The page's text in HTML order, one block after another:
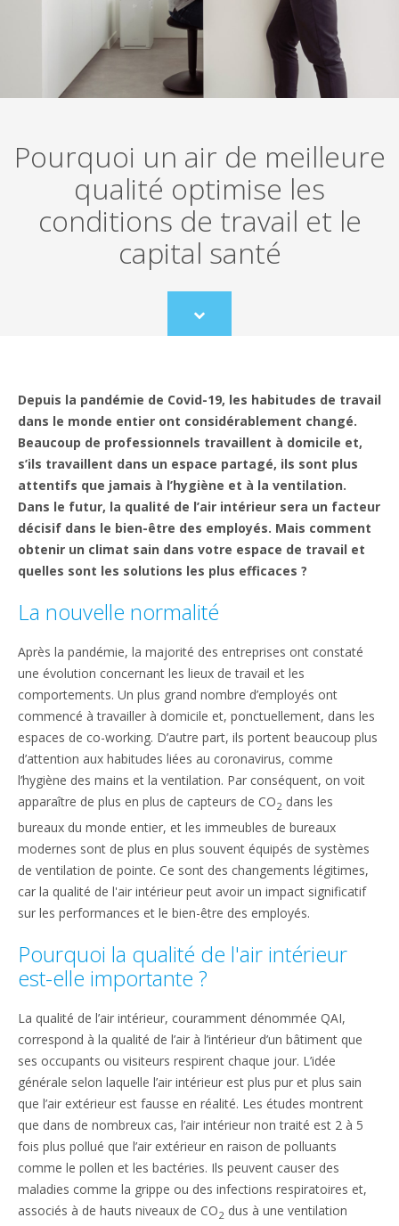
Pourquoi un air de meilleure
qualité optimise les
conditions de travail et le
capital santé
Scroll
to
Depuis la pandémie de Covid-19, les habitudes de travail
dans le monde entier ont considérablement changé.
Beaucoup de professionnels travaillent à domicile et,
s’ils travaillent dans un espace partagé, ils sont plus
attentifs que jamais à l’hygiène et à la ventilation.
Dans le futur, la qualité de l’air intérieur sera un facteur
décisif dans le bien-être des employés. Mais comment
obtenir un climat sain dans votre espace de travail et
quelles sont les solutions les plus efficaces ?
La nouvelle normalité
Après la pandémie, la majorité des entreprises ont constaté
une évolution concernant les lieux de travail et les
comportements. Un plus grand nombre d’employés ont
commencé à travailler à domicile et, ponctuellement, dans les
espaces de co-working. D’autre part, ils portent beaucoup plus
d’attention aux habitudes liées au coronavirus, comme
l’hygiène des mains et la ventilation. Par conséquent, on voit
apparaître de plus en plus de capteurs de CO2 dans les
bureaux du monde entier, et les immeubles de bureaux
modernes sont de plus en plus souvent équipés de systèmes
de ventilation de pointe. Ce sont des changements légitimes,
car la qualité de l'air intérieur peut avoir un impact significatif
sur les performances et le bien-être des employés.
Pourquoi la qualité de l'air intérieur
est-elle importante ?
La qualité de l’air intérieur, couramment dénommée QAI,
correspond à la qualité de l’air à l’intérieur d’un bâtiment que
ses occupants ou visiteurs respirent chaque jour. L’idée
générale selon laquelle l’air intérieur est plus pur et plus sain
que l’air extérieur est fausse en réalité. Les études montrent
que dans de nombreux cas, l’air intérieur non traité est 2 à 5
fois plus pollué que l’air extérieur en raison de polluants
comme le pollen et les bactéries. Ils peuvent causer des
maladies comme la grippe ou des infections respiratoires et,
associés à de hauts niveaux de CO2 dus à une ventilation